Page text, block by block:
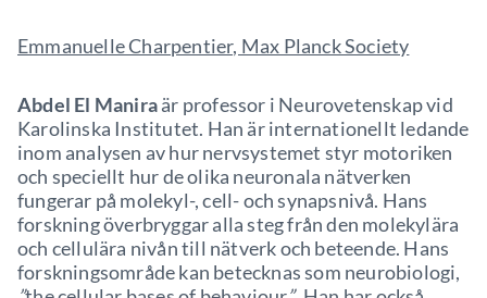
Emmanuelle Charpentier, Max Planck Society
Abdel El Maniraär professor i Neurovetenskap vid
Karolinska Institutet. Han är internationellt ledande
inom analysen av hur nervsystemet styr motoriken
och speciellt hur de olika neuronala nätverken
fungerar på molekyl-, cell- och synapsnivå. Hans
forskning överbryggar alla steg från den molekylära
och cellulära nivån till nätverk och beteende. Hans
forskningsområde kan betecknas som neurobiologi,